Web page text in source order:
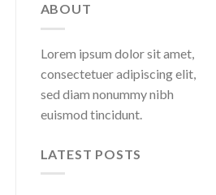
ABOUT
Lorem ipsum dolor sit amet,
consectetuer adipiscing elit,
sed diam nonummy nibh
euismod tincidunt.
LATEST POSTS